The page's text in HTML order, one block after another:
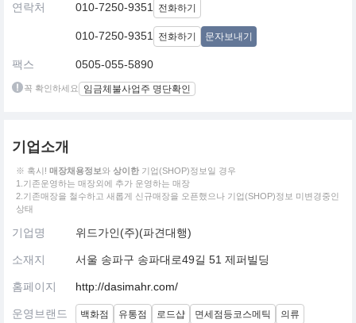
연락처 010-7250-9351 전화하기
010-7250-9351 전화하기 문자보내기
팩스 0505-055-5890
꼭 확인하세요 임금체불사업주 명단확인
기업소개
※ 혹시! 매장채용정보와 상이한 기업(SHOP)정보일 경우
1.기존운영하는 매장외에 추가 운영하는 매장
2.기존매장을 철수하고 새롭게 신규매장을 오픈했으나 기업(SHOP)정보 미변경중인
상태
기업명 위드가인(주)(파견대행)
소재지 서울 송파구 송파대로49길 51 제퍼빌딩
홈페이지 http://dasimahr.com/
운영브랜드 백화점 유통점 로드샵 면세점등코스메틱
의류